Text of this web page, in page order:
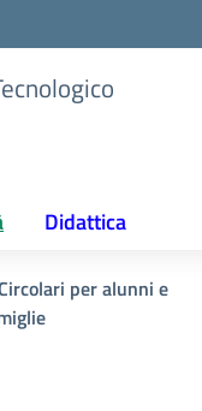
Didattica
per alunni e